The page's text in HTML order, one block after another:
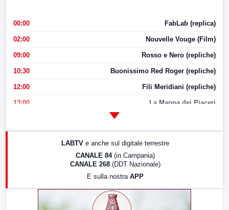
00:00 FabLab (replica)
02:00 Nouvelle Vouge (Film)
09:00 Rosso e Nero (repliche)
10:30 Buonissimo Red Roger (repliche)
12:00 Fili Meridiani (repliche)
13:00 La Mappa dei Piaceri
17:00 LabNews (replica)
LABTV e anche sul digitale terrestre
CANALE 84 (in Campania)
CANALE 268 (DDT Nazionale)
E sulla nostra APP